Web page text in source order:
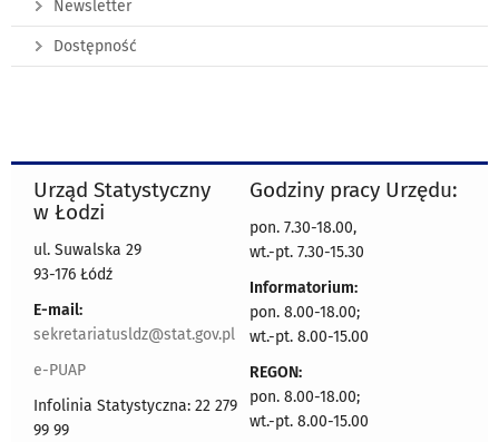
Newsletter
Dostępność
Urząd Statystyczny
w Łodzi
ul. Suwalska 29
93-176 Łódź
E-mail:
sekretariatusldz@stat.gov.pl
e-PUAP
Infolinia Statystyczna: 22 279
99 99
Godziny pracy Urzędu:
pon. 7.30-18.00,
wt.-pt. 7.30-15.30
Informatorium:
pon. 8.00-18.00;
wt.-pt. 8.00-15.00
REGON:
pon. 8.00-18.00;
wt.-pt. 8.00-15.00